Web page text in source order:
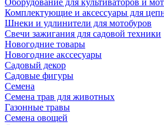
Оборудование для культиваторов и
Комплектующие и аксессуары для
Шнеки и удлинители для мотобуров
Свечи зажигания для садовой техники
Новогодние товары
Новогодние акссесуары
Садовый декор
Садовые фигуры
Семена
Семена трав для животных
Газонные травы
Семена овощей